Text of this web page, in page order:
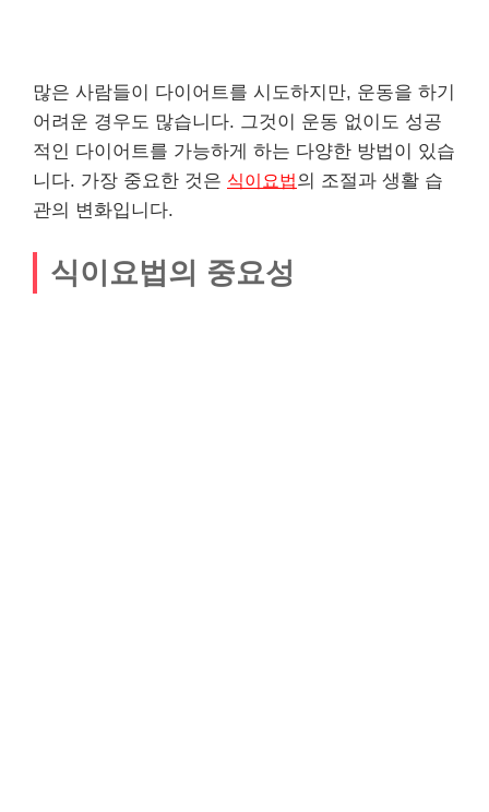
많은 사람들이 다이어트를 시도하지만, 운동을 하기
어려운 경우도 많습니다. 그것이 운동 없이도 성공
적인 다이어트를 가능하게 하는 다양한 방법이 있습
니다. 가장 중요한 것은 식이요법의 조절과 생활 습
관의 변화입니다.
식이요법의 중요성